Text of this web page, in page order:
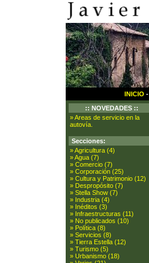
INICIO -
:: NOVEDADES ::
» Areas de servicio en la
autovía.
Secciones:
» Agricultura (4)
» Agua (7)
» Comercio (7)
» Corporación (25)
» Cultura y Patrimonio (12)
» Despropósito (7)
» Stella Show (7)
» Industria (4)
» Inéditos (3)
» Infraestructuras (11)
» No publicados (10)
» Política (8)
» Servicios (8)
» Tierra Estella (12)
» Turismo (5)
» Urbanismo (18)